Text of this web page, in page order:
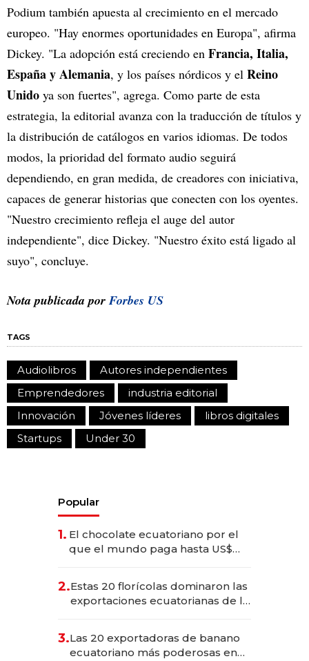
Podium también apuesta al crecimiento en el mercado
europeo. "Hay enormes oportunidades en Europa", afirma
Dickey. "La adopción está creciendo en Francia, Italia,
España y Alemania, y los países nórdicos y el Reino
Unido ya son fuertes", agrega. Como parte de esta
estrategia, la editorial avanza con la traducción de títulos y
la distribución de catálogos en varios idiomas. De todos
modos, la prioridad del formato audio seguirá
dependiendo, en gran medida, de creadores con iniciativa,
capaces de generar historias que conecten con los oyentes.
"Nuestro crecimiento refleja el auge del autor
independiente", dice Dickey. "Nuestro éxito está ligado al
suyo", concluye.
Nota publicada porForbes US
TAGS
Audiolibros
Autores independientes
Emprendedores
industria editorial
Innovación
Jóvenes líderes
libros digitales
Startups
Under 30
Popular
1. El chocolate ecuatoriano por el
que el mundo paga hasta US$
2.Estas 20 florícolas dominaron las
exportaciones ecuatorianas de la
3.Las 20 exportadoras de banano
ecuatoriano más poderosas en